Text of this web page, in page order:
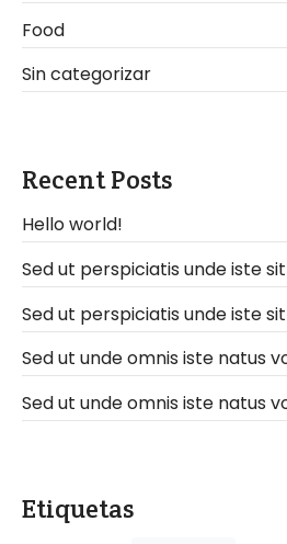
Food
Sin categorizar
Recent Posts
Hello world!
Sed ut perspiciatis unde iste
Sed ut perspiciatis unde iste
Sed ut unde omnis iste natus
Sed ut unde omnis iste natus
Etiquetas